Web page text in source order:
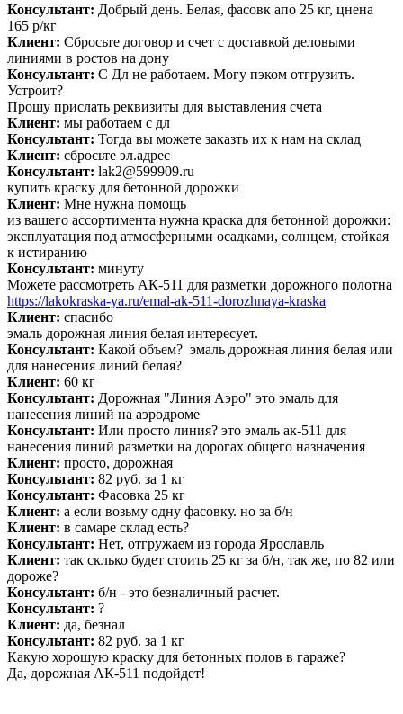
Консультант: Добрый день. Белая, фасовк апо 25 кг, цнена
165 р/кг
Клиент: Сбросьте договор и счет с доставкой деловыми
линиями в ростов на дону
Консультант: С Дл не работаем. Могу пэком отгрузить.
Устроит?
Прошу прислать реквизиты для выставления счета
Клиент: мы работаем с дл
Консультант: Тогда вы можете заказть их к нам на склад
Клиент: сбросьте эл.адрес
Консультант: lak2@599909.ru
купить краску для бетонной дорожки
Клиент: Мне нужна помощь
из вашего ассортимента нужна краска для бетонной дорожки:
эксплуатация под атмосферными осадками, солнцем, стойкая
к истиранию
Консультант: минуту
Можете рассмотреть АК-511 для разметки дорожного полотна
https://lakokraska-ya.ru/emal-ak-511-dorozhnaya-kraska
Клиент: спасибо
эмаль дорожная линия белая интересует.
Консультант: Какой объем? эмаль дорожная линия белая или
для нанесения линий белая?
Клиент: 60 кг
Консультант: Дорожная "Линия Аэро" это эмаль для
нанесения линий на аэродроме
Консультант: Или просто линия? это эмаль ак-511 для
нанесения линий разметки на дорогах общего назначения
Клиент: просто, дорожная
Консультант: 82 руб. за 1 кг
Консультант: Фасовка 25 кг
Клиент: а если возьму одну фасовку. но за б/н
Клиент: в самаре склад есть?
Консультант: Нет, отгружаем из города Ярославль
Клиент: так склько будет стоить 25 кг за б/н, так же, по 82 или
дороже?
Консультант: б/н - это безналичный расчет.
Консультант: ?
Клиент: да, безнал
Консультант: 82 руб. за 1 кг
Какую хорошую краску для бетонных полов в гараже?
Да, дорожная АК-511 подойдет!